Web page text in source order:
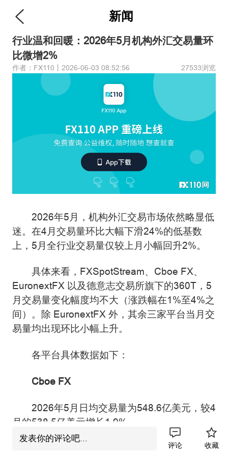
新闻
行业温和回暖：2026年5月机构外汇交易量环
比微增2%
作者：FX110丨2026-06-03 08:52:56 27533浏览
2026年5月，机构外汇交易市场依然略显低
迷。在4月交易量环比大幅下滑24%的低基数
上，5月全行业交易量仅较上月小幅回升2%。
具体来看，FXSpotStream、Cboe FX、
EuronextFX 以及德意志交易所旗下的360T，5
月交易量变化幅度均不大（涨跌幅在1%至4%之
间）。除 EuronextFX 外，其余三家平台当月交
易量均出现环比小幅上升。
各平台具体数据如下：
Cboe FX
2026年5月日均交易量为548.6亿美元，较4
月的538.5亿美元增长1.9%。
发表你的评论吧...
评论 收藏